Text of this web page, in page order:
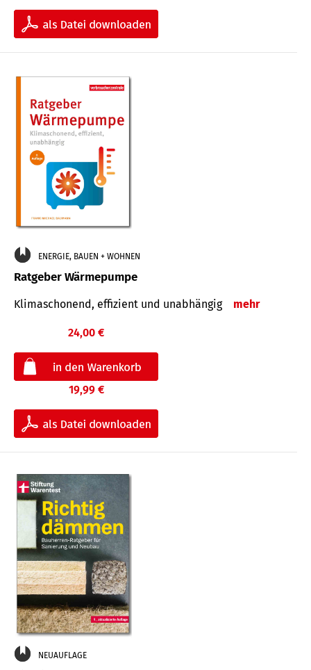
ENERGIE, BAUEN + WOHNEN
Ratgeber Wärmepumpe
Klimaschonend, effizient und unabhängig mehr
24,00 €
19,99 €
NEUAUFLAGE